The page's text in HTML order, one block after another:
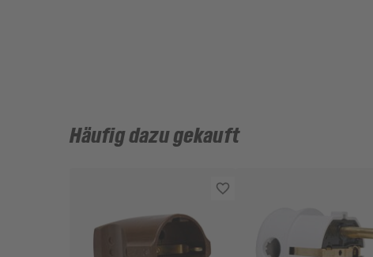
Häufig dazu gekauft